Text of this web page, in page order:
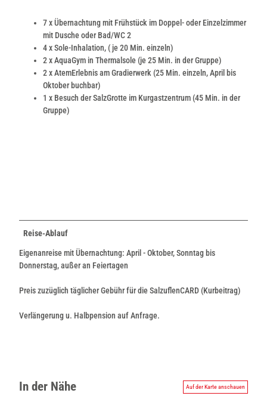
7 x Übernachtung mit Frühstück im Doppel- oder Einzelzimmer
mit Dusche oder Bad/WC 2
4 x Sole-Inhalation, ( je 20 Min. einzeln)
2 x AquaGym in Thermalsole (je 25 Min. in der Gruppe)
2 x AtemErlebnis am Gradierwerk (25 Min. einzeln, April bis
Oktober buchbar)
1 x Besuch der SalzGrotte im Kurgastzentrum (45 Min. in der
Gruppe)
Reise-Ablauf
Eigenanreise mit Übernachtung: April - Oktober, Sonntag bis
Donnerstag, außer an Feiertagen
Preis zuzüglich täglicher Gebühr für die SalzuflenCARD (Kurbeitrag)
Verlängerung u. Halbpension auf Anfrage.
In der Nähe Auf der Karte anschauen